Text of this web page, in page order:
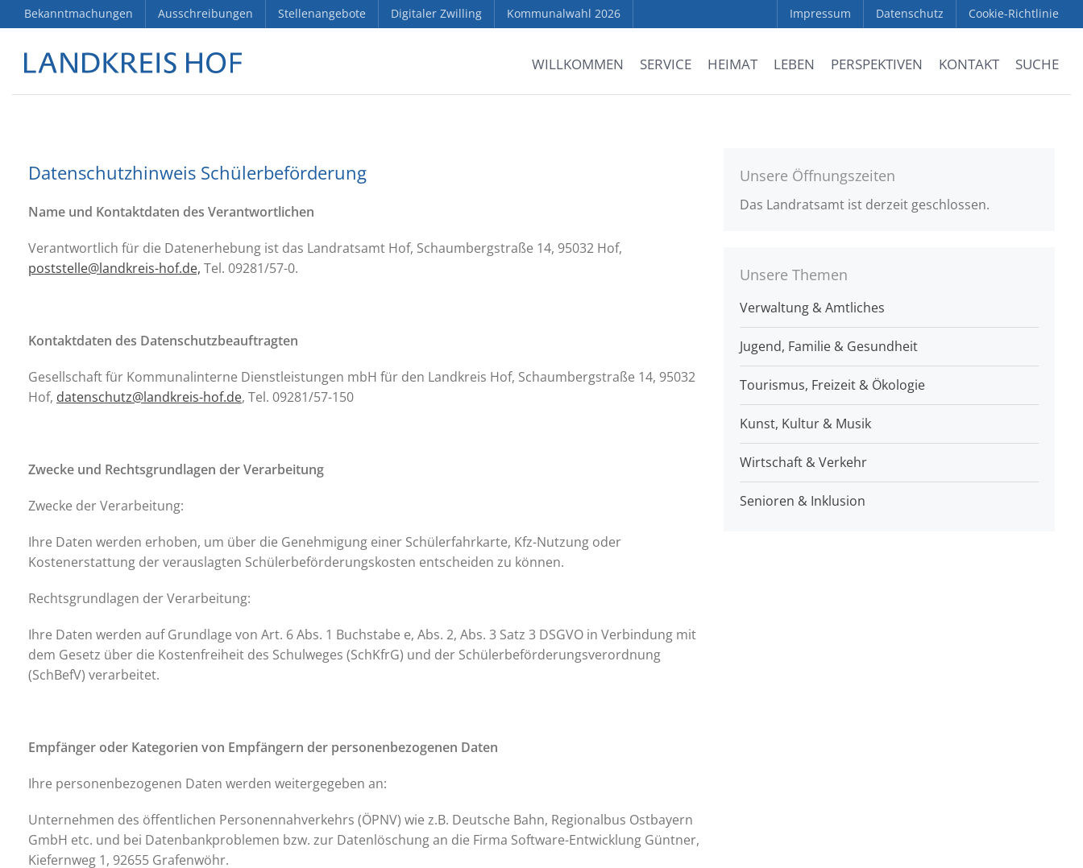
Bekanntmachungen Ausschreibungen Stellenangebote Digitaler Zwilling Kommunalwahl 2026 Impressum Datenschutz Cookie-Richtlinie
WILLKOMMEN SERVICE HEIMAT LEBEN PERSPEKTIVEN KONTAKT SUCHE
Datenschutzhinweis Schülerbeförderung
Name und Kontaktdaten des Verantwortlichen
Verantwortlich für die Datenerhebung ist das Landratsamt Hof, Schaumbergstraße 14, 95032 Hof,
poststelle@landkreis-hof.de, Tel. 09281/57-0.
Kontaktdaten des Datenschutzbeauftragten
Gesellschaft für Kommunalinterne Dienstleistungen mbH für den Landkreis Hof, Schaumbergstraße 14, 95032
Hof, datenschutz@landkreis-hof.de, Tel. 09281/57-150
Zwecke und Rechtsgrundlagen der Verarbeitung
Zwecke der Verarbeitung:
Ihre Daten werden erhoben, um über die Genehmigung einer Schülerfahrkarte, Kfz-Nutzung oder
Kostenerstattung der verauslagten Schülerbeförderungskosten entscheiden zu können.
Rechtsgrundlagen der Verarbeitung:
Ihre Daten werden auf Grundlage von Art. 6 Abs. 1 Buchstabe e, Abs. 2, Abs. 3 Satz 3 DSGVO in Verbindung mit
dem Gesetz über die Kostenfreiheit des Schulweges (SchKfrG) und der Schülerbeförderungsverordnung
(SchBefV) verarbeitet.
Empfänger oder Kategorien von Empfängern der personenbezogenen Daten
Ihre personenbezogenen Daten werden weitergegeben an:
Unternehmen des öffentlichen Personennahverkehrs (ÖPNV) wie z.B. Deutsche Bahn, Regionalbus Ostbayern
GmbH etc. und bei Datenbankproblemen bzw. zur Datenlöschung an die Firma Software-Entwicklung Güntner,
Kiefernweg 1, 92655 Grafenwöhr.
Unsere Öffnungszeiten
Das Landratsamt ist derzeit geschlossen.
Unsere Themen
Verwaltung & Amtliches
Jugend, Familie & Gesundheit
Tourismus, Freizeit & Ökologie
Kunst, Kultur & Musik
Wirtschaft & Verkehr
Senioren & Inklusion